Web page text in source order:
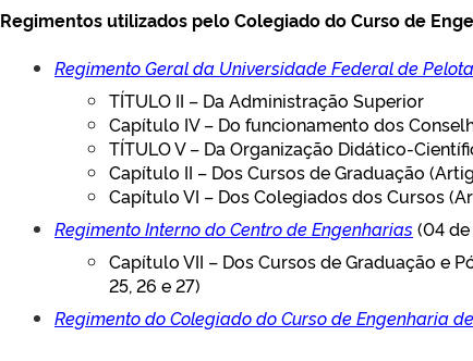
Regimentos utilizados pelo Colegiado do Curso de
Regimento Geral da Universidade Federal de
TÍTULO II – Da Administração Superior
Capítulo IV – Do funcionamento dos
TÍTULO V – Da Organização Didático-
Capítulo II – Dos Cursos de Graduação
Capítulo VI – Dos Colegiados dos Cursos
Regimento Interno do Centro de Engenharias(04
Capítulo VII – Dos Cursos de Graduação e
25, 26 e 27)
Regimento do Colegiado do Curso de Engenharia